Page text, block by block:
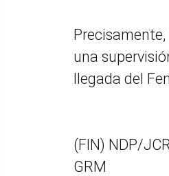
una
llegada del
(FIN) NDP/JCR
GRM